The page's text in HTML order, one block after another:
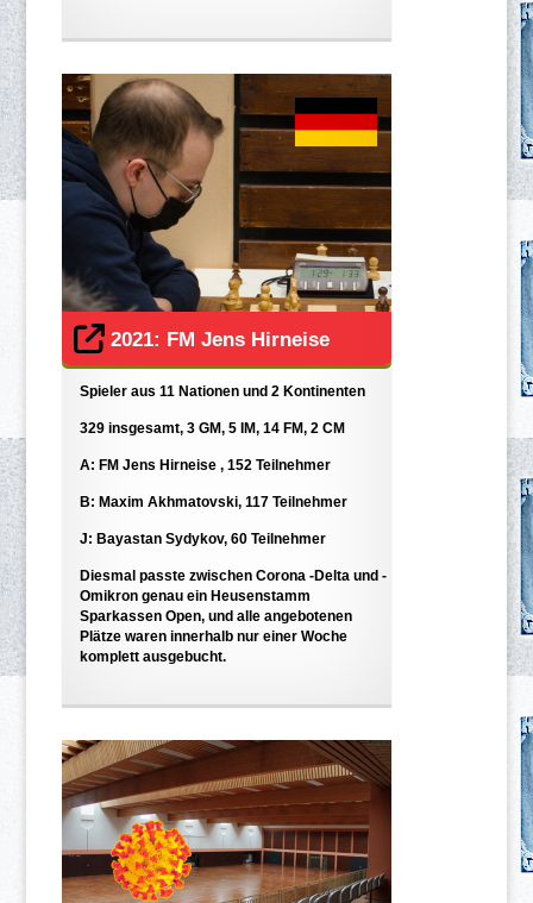
2021: FM Jens Hirneise
Spieler aus 11 Nationen und 2 Kontinenten
329 insgesamt, 3 GM, 5 IM, 14 FM, 2 CM
A: FM Jens Hirneise , 152 Teilnehmer
B: Maxim Akhmatovski, 117 Teilnehmer
J: Bayastan Sydykov, 60 Teilnehmer
Diesmal passte zwischen Corona -Delta und -
Omikron genau ein Heusenstamm
Sparkassen Open, und alle angebotenen
Plätze waren innerhalb nur einer Woche
komplett ausgebucht.